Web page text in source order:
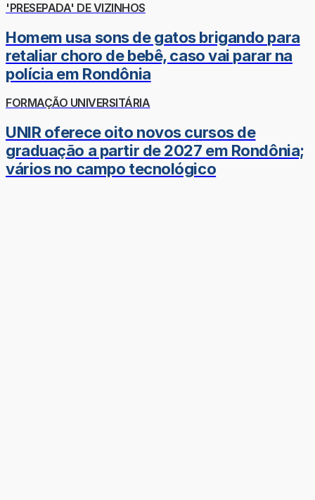
'PRESEPADA' DE VIZINHOS
Homem usa sons de gatos brigando para
retaliar choro de bebê, caso vai parar na
polícia em Rondônia
FORMAÇÃO UNIVERSITÁRIA
UNIR oferece oito novos cursos de
graduação a partir de 2027 em Rondônia;
vários no campo tecnológico